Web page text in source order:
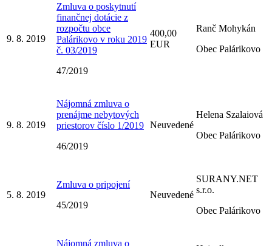
9. 8. 2019
Zmluva o poskytnutí
finančnej dotácie z
rozpočtu obce
Palárikovo v roku 2019
č. 03/2019
47/2019
400,00
EUR
Ranč Mohykán
Obec Palárikovo
9. 8. 2019
Nájomná zmluva o
prenájme nebytových
priestorov číslo 1/2019
46/2019
Neuvedené
Helena Szalaiová
Obec Palárikovo
5. 8. 2019
Zmluva o pripojení
45/2019
Neuvedené
SURANY.NET
s.r.o.
Obec Palárikovo
Nájomná zmluva o